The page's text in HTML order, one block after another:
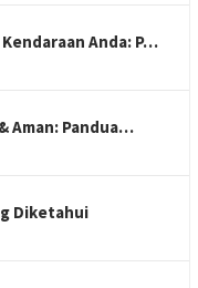
Anda: P…
Aman: Pandua…
Diketahui